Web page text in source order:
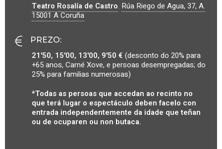
Teatro Rosalía de Castro. Rúa Riego de Agua, 37, A.
15001A Coruña
PREZO:
21'50, 15'00, 13'00, 9'50 € (desconto do 20% para
+65 anos, Carné Xove, e persoas desempregadas; do
25% para familias numerosas)
*Todas as persoas que accedan ao recinto no
que terá lugar o espectáculo deben facelo con
entrada independentemente da idade que teñan
ou de ocuparen ou non butaca.